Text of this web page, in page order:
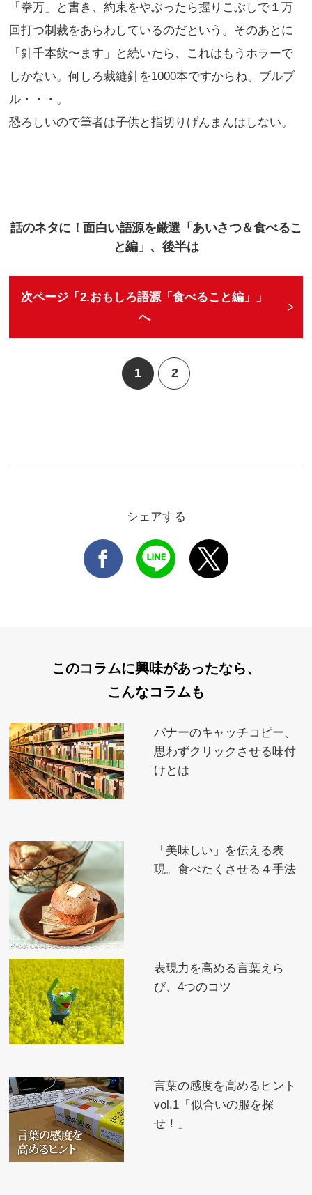
「拳万」と書き、約束をやぶったら握りこぶしで１万
回打つ制裁をあらわしているのだという。そのあとに
「針千本飲〜ます」と続いたら、これはもうホラーで
しかない。何しろ裁縫針を1000本ですからね。ブルブ
ル・・・。
恐ろしいので筆者は子供と指切りげんまんはしない。
話のネタに！面白い語源を厳選「あいさつ＆食べるこ
と編」、後半は
次ページ「2.おもしろ語源「食べること編」」
へ
1 2
シェアする
このコラムに興味があったなら、
こんなコラムも
バナーのキャッチコピー、
思わずクリックさせる味付
けとは
「美味しい」を伝える表
現。食べたくさせる４手法
表現力を高める言葉えら
び、4つのコツ
言葉の感度を高めるヒント
vol.1「似合いの服を探
せ！」